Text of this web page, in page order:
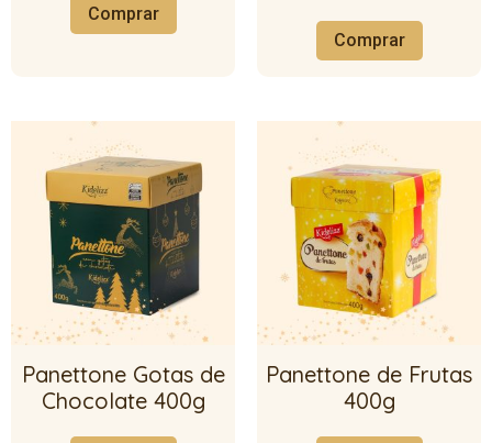
Comprar
Comprar
Panettone Gotas de
Chocolate 400g
Panettone de Frutas
400g